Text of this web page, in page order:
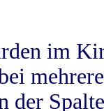
im
der